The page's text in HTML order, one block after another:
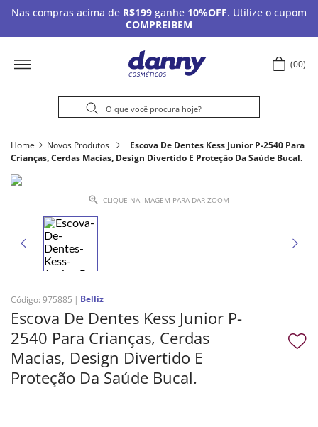
Nas compras acima de R$199 ganhe 10%OFF. Utilize o cupom
COMPREIBEM
00
Home Novos Produtos
Escova De Dentes Kess Junior P-2540 Para
Crianças, Cerdas Macias, Design Divertido E Proteção Da Saúde Bucal.
CLIQUE NA IMAGEM PARA DAR ZOOM
Código: 975885 Belliz
Escova De Dentes Kess Junior P-
2540 Para Crianças, Cerdas
Macias, Design Divertido E
Proteção Da Saúde Bucal.